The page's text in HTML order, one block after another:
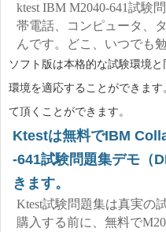
ktest IBM M2040-641試験
帯電話、コンピュータ、
んです。どこ、いつでも
ソフト版は本格的な試験環境
環境を適応することができま
て頂くことができます。
Ktestは無料でIBM
-641試験問題集デモ（
きます。
Ktest試験問題集は真実の
購入する前に、無料で